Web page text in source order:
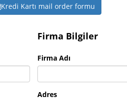
Kredi Kartı mail order formu
Firma Bilgiler
Firma Adı
Adres